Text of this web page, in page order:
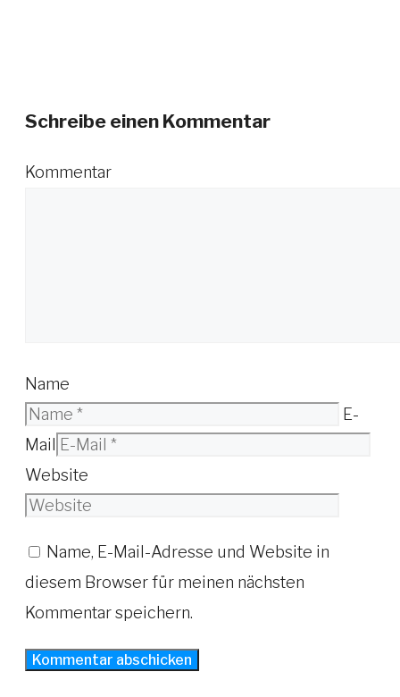
Schreibe einen Kommentar
Kommentar
Name
E-
Mail
Website
Name, E-Mail-Adresse und Website in
diesem Browser für meinen nächsten
Kommentar speichern.